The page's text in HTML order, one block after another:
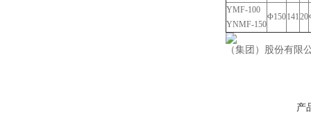
YMF-100
YNMF-150
Φ15014120
（集团）股份有限
产